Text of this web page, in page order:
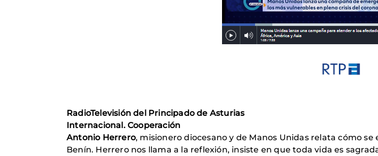
RadioTelevisión del Principado de Asturias
Internacional. Cooperación
Antonio Herrero, misionero diocesano y de Manos Unidas relata cómo
Benín. Herrero nos llama a la reflexión, insiste en que toda vida es